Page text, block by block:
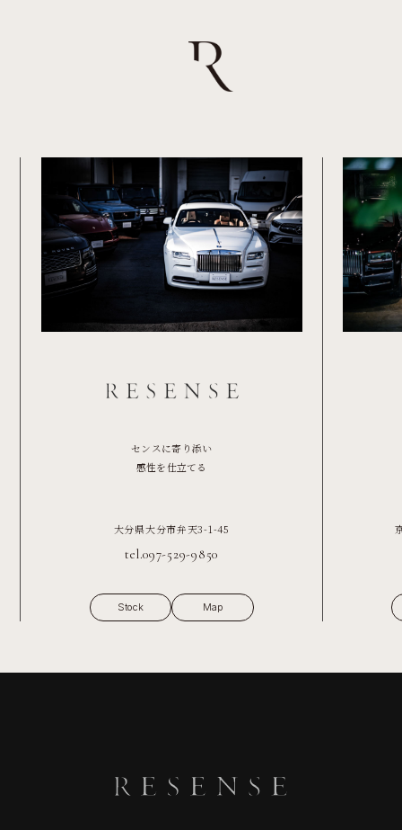
センスに寄り添い
感性を仕立てる
大分県大分市弁天3-1-45
tel.097-529-9850
Stock Map